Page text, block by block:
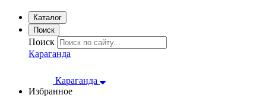
Каталог
Поиск
Поиск
Караганда
Караганда
Избранное